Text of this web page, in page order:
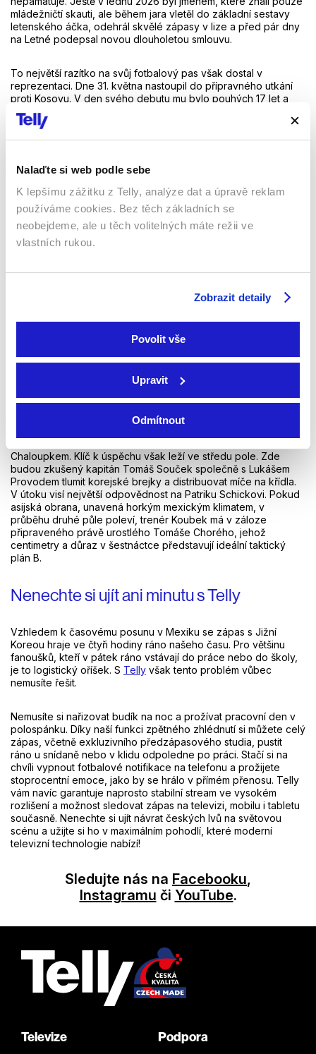
Nalaďte si web podle sebe
K lepšímu zážitku z Telly, analýze dat a úpravě reklam
používáme cookies. Bez těch základních se
neobejdeme, ale u těch volitelných máte režii ve
vlastních rukou.
Zobrazit detaily
Povolit vše
Upravit
Odmítnout
mládežničtí skauti, ale během jara vletěl do základní sestavy
letenského áčka, odehrál skvělé zápasy v lize a před pár dny
na Letné podepsal novou dlouholetou smlouvu.
To největší razítko na svůj fotbalový pas však dostal v
reprezentaci. Dne 31. května nastoupil do přípravného utkání
proti Kosovu. V den svého debutu mu bylo pouhých 17 let a
358 dní, čímž oficiálně překonal dosavadní rekord Adama
Hložka a stal se nejmladším reprezentantem v celé historii
Trenér Koubek na nic nečekal a mladíka s mimořádnou 93%
konečné 26členné nominace pro MS. Sochůrek, který své 18.
narozeniny oslavil teprve před třemi dny přímo v týmovém
hotelu, přináší do české zálohy kreativní prvek a drzost, jež
mohou být proti pohyblivým asijským celkům neocenitelnou
zbraní.
Otevírací zápas skupiny A napoví o českých šancích na
šampionátu úplně všechno. Jižní Korea, tradiční asijská velmoc
vedená nestárnoucím Son Heung-minem, se prezentuje
diametrálně odlišným stylem, než s jakým se Češi potkávali v
rychlý přechod do útoku a agresivní celoplošný presink po
celých 90 minut.
Chaloupkem. Klíč k úspěchu však leží ve středu pole. Zde
budou zkušený kapitán Tomáš Souček společně s Lukášem
Provodem tlumit korejské brejky a distribuovat míče na křídla.
V útoku visí největší odpovědnost na Patriku Schickovi. Pokud
asijská obrana, unavená horkým mexickým klimatem, v
průběhu druhé půle poleví, trenér Koubek má v záloze
připraveného právě urostlého Tomáše Chorého, jehož
centimetry a důraz v šestnáctce představují ideální taktický
plán B.
Nenechte si ujít ani minutu s Telly
Vzhledem k časovému posunu v Mexiku se zápas s Jižní
Koreou hraje ve čtyři hodiny ráno našeho času. Pro většinu
fanoušků, kteří v pátek ráno vstávají do práce nebo do školy,
je to logistický oříšek. S Telly však tento problém vůbec
nemusíte řešit.
Nemusíte si nařizovat budík na noc a prožívat pracovní den v
polospánku. Díky naší funkci zpětného zhlédnutí si můžete celý
zápas, včetně exkluzivního předzápasového studia, pustit
ráno u snídaně nebo v klidu odpoledne po práci. Stačí si na
chvíli vypnout fotbalové notifikace na telefonu a prožijete
stoprocentní emoce, jako by se hrálo v přímém přenosu. Telly
vám navíc garantuje naprosto stabilní stream ve vysokém
rozlišení a možnost sledovat zápas na televizi, mobilu i tabletu
současně. Nenechte si ujít návrat českých lvů na světovou
scénu a užijte si ho v maximálním pohodlí, které moderní
televizní technologie nabízí!
Sledujte nás na Facebooku,
Instagramu či YouTube.
Televize Podpora